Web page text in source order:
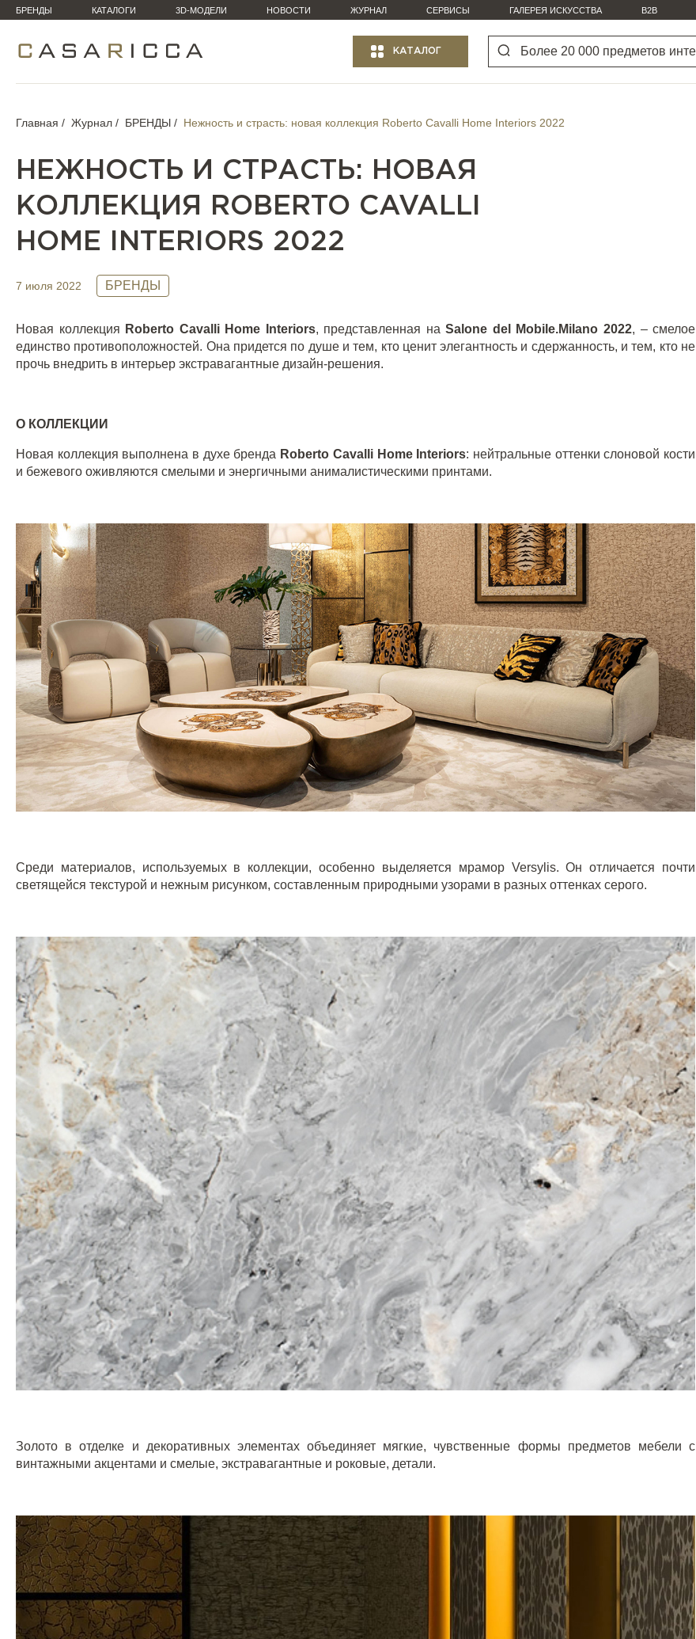
БРЕНДЫ КАТАЛОГИ 3D-МОДЕЛИ НОВОСТИ ЖУРНАЛ СЕРВИСЫ ГАЛЕРЕЯ ИСКУССТВА B2B
КАТАЛОГ
Главная Журнал БРЕНДЫ Нежность и страсть: новая коллекция Roberto Cavalli Home Interiors 2022
НЕЖНОСТЬ И СТРАСТЬ: НОВАЯ
КОЛЛЕКЦИЯ ROBERTO CAVALLI
HOME INTERIORS 2022
7 июля 2022 БРЕНДЫ
Новая коллекция Roberto Cavalli Home Interiors, представленная наSalone del Mobile.Milano 2022, – смелое
единство противоположностей. Она придется по душе и тем, кто ценит элегантность и сдержанность, и тем, кто не
прочь внедрить в интерьер экстравагантные дизайн-решения.
О КОЛЛЕКЦИИ
Новая коллекция выполнена в духе бренда Roberto Cavalli Home Interiors: нейтральные оттенки слоновой кости
и бежевого оживляются смелыми и энергичными анималистическими принтами.
Среди материалов, используемых в коллекции, особенно выделяется мрамор Versylis. Он отличается почти
светящейся текстурой и нежным рисунком, составленным природными узорами в разных оттенках серого.
Золото в отделке и декоративных элементах объединяет мягкие, чувственные формы предметов мебели с
винтажными акцентами и смелые, экстравагантные и роковые, детали.